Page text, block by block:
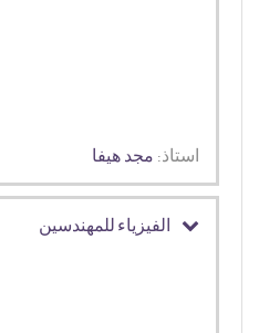
استاذ: مجد هيفا
الفيزياء للمهندسين